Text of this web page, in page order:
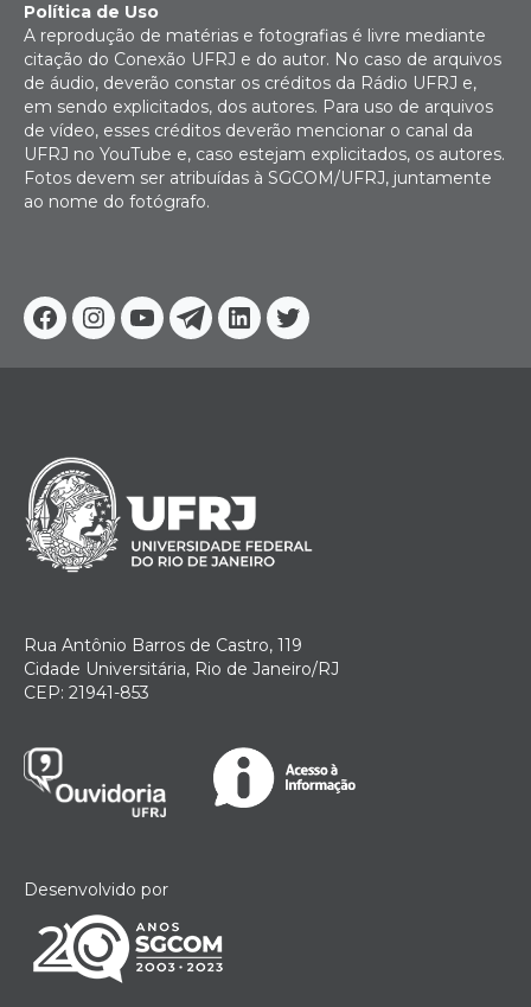
Facebook
Instagram
YoutubeTelegram
Linkedin
Twitter
Política de Uso
A reprodução de matérias e fotografias é livre mediante
citação do Conexão UFRJ e do autor. No caso de arquivos
de áudio, deverão constar os créditos da Rádio UFRJ e,
em sendo explicitados, dos autores. Para uso de arquivos
de vídeo, esses créditos deverão mencionar o canal da
UFRJ no YouTube e, caso estejam explicitados, os autores.
Fotos devem ser atribuídas à SGCOM/UFRJ, juntamente
ao nome do fotógrafo.
Rua Antônio Barros de Castro, 119
Cidade Universitária, Rio de Janeiro/RJ
CEP: 21941-853
Desenvolvido por